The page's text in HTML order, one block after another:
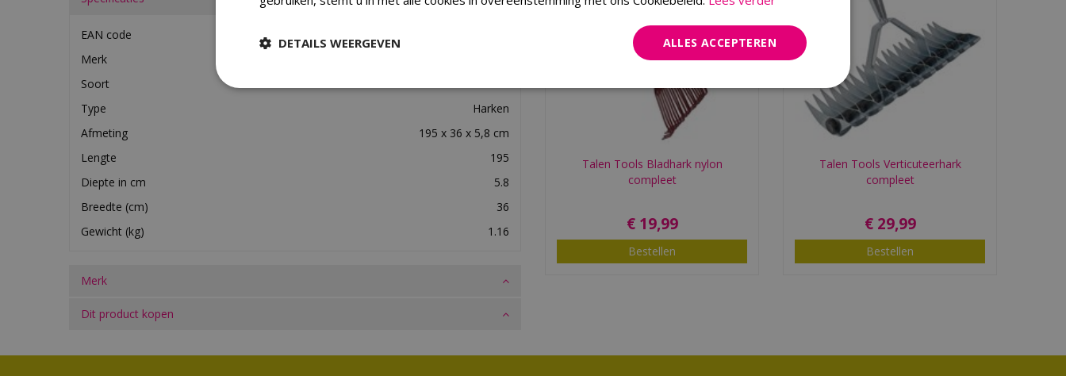
EAN code
Merk
Soort
Type
Harken
Afmeting
195 x 36 x 5,8 cm
Lengte
195
Diepte in cm
5.8
Breedte (cm)
36
Gewicht (kg)
1.16
Merk
Dit product kopen
Talen Tools Bladhark nylon
compleet
€ 19,99
Bestellen
Talen Tools Verticuteerhark
compleet
€ 29,99
Bestellen
ALLES ACCEPTEREN
DETAILS WEERGEVEN